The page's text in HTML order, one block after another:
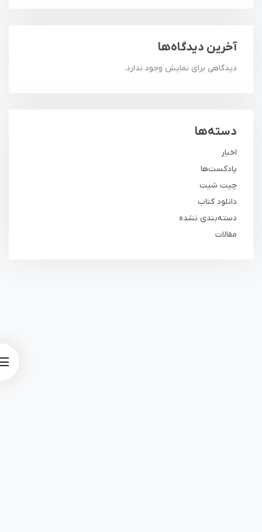
آخرین دیدگاه‌ها
دیدگاهی برای نمایش وجود ندارد.
دسته‌ها
اخبار
پادکست‌ها
چیت شیت
دانلود کتاب
دسته‌بندی نشده
مقالات